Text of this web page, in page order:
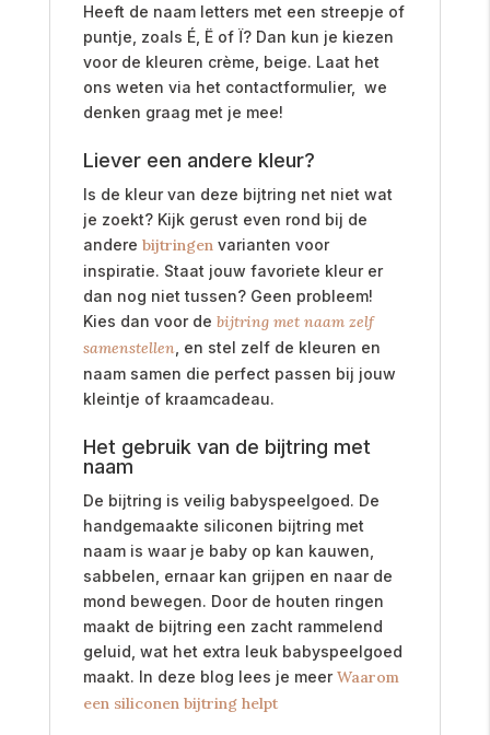
Heeft de naam letters met een streepje of
puntje, zoals É, Ë of Ï? Dan kun je kiezen
voor de kleuren crème, beige. Laat het
ons weten via het contactformulier, we
denken graag met je mee!
Liever een andere kleur?
Is de kleur van deze bijtring net niet wat
je zoekt? Kijk gerust even rond bij de
andere bijtringen varianten voor
inspiratie. Staat jouw favoriete kleur er
dan nog niet tussen? Geen probleem!
Kies dan voor de bijtring met naam zelf
samenstellen, en stel zelf de kleuren en
naam samen die perfect passen bij jouw
kleintje of kraamcadeau.
Het gebruik van de bijtring met
naam
De bijtring is veilig babyspeelgoed. De
handgemaakte siliconen bijtring met
naamis waar je baby op kan kauwen,
sabbelen, ernaar kan grijpen en naar de
mond bewegen. Door de houten ringen
maakt de bijtring een zacht rammelend
geluid, wat het extra leuk babyspeelgoed
maakt. In deze blog lees je meerWaarom
een siliconen bijtring helpt